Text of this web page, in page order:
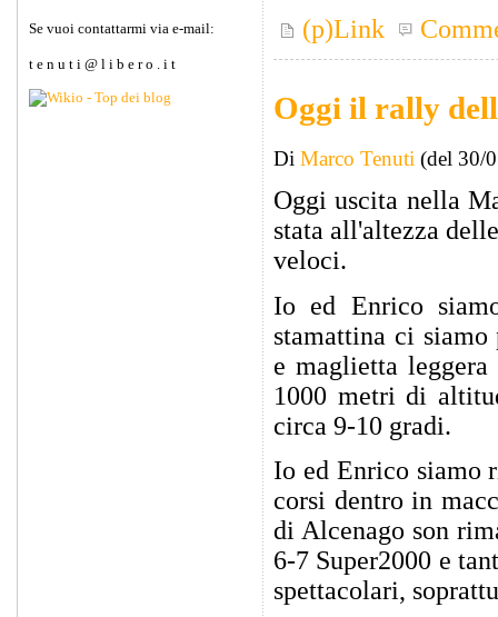
Se vuoi contattarmi via e-mail:
t e n u t i @ l i b e r o . i t
(p)Link
Oggi il rally
Di Marco Tenuti (del 30/
Oggi uscita nella
stata all'altezza
veloci.
Io ed Enrico
stamattina ci siamo
e maglietta
1000 metri di
circa 9-10 gradi.
Io ed Enrico siamo
corsi dentro in
di Alcenago son
6-7 Super2000 e
spettacolari,